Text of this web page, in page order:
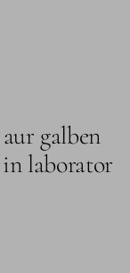
galben
in laborator